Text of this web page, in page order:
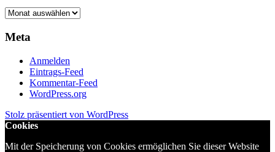
Archiv
Meta
Anmelden
Eintrags-Feed
Kommentar-Feed
WordPress.org
Stolz präsentiert von WordPress
Cookies
Mit der Speicherung von Cookies ermöglichen Sie dieser Website